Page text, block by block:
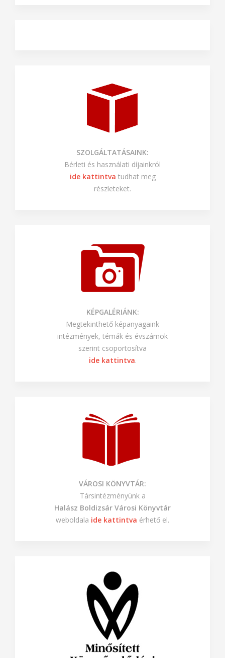
SZOLGÁLTATÁSAINK:
Bérleti és használati díjainkról
ide kattintva tudhat meg
részleteket.
KÉPGALÉRIÁNK:
Megtekinthető képanyagaink
intézmények, témák és évszámok
szerint csoportosítva
ide kattintva.
VÁROSI KÖNYVTÁR:
Társintézményünk a
Halász Boldizsár Városi Könyvtár
weboldala ide kattintva érhető el.